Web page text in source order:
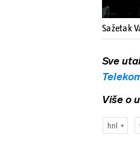
Sažetak
Sve
Više o
hnl